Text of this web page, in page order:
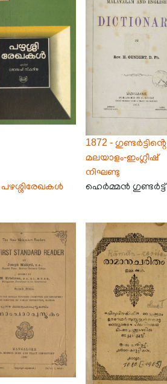
പഴശ്ശിരേഖകൾ
1872 - ഗുണ്ടർട്ടിൻ്റെ
മലയാളം-ഇംഗ്ലീഷ്
നിഘണ്ടു
ഹെർമ്മൻ ഗുണ്ടർട്ട്